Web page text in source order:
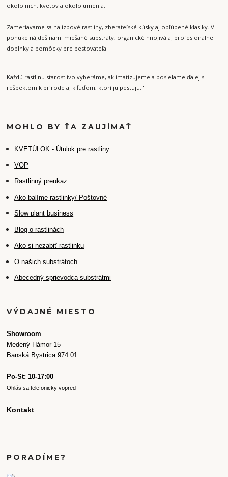
okolo nich, kvetov a okolo umenia.
Zameriavame sa na izbové rastliny, zberateľské kúsky aj obľúbené klasiky. V
ponuke nájdeš nami miešané substráty, organické hnojivá aj profesionálne
doplnky a pomôcky pre pestovateľa.
Každú rastlinu starostlivo vyberáme, aklimatizujeme a posielame ďalej s
rešpektom k prírode aj k ľuďom, ktorí ju pestujú."
MOHLO BY ŤA ZAUJÍMAŤ
KVETÚLOK - Útulok pre rastliny
VOP
Rastlinný preukaz
Ako balíme rastlinky/ Poštovné
Slow plant business
Blog o rastlinách
Ako si nezabiť rastlinku
O našich substrátoch
Abecedný sprievodca substrátmi
VÝDAJNÉ MIESTO
Showroom
Medený Hámor 15
Banská Bystrica 974 01
Po-St: 10-17:00
Ohlás sa telefonicky vopred
Kontakt
PORADÍME?